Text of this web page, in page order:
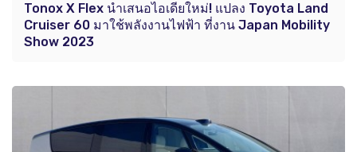
Tonox X Flex นำเสนอไอเดียใหม่! แปลง Toyota Land
Cruiser 60 มาใช้พลังงานไฟฟ้า ที่งาน Japan Mobility
Show 2023